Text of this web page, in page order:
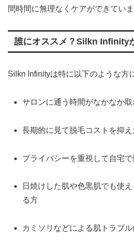
間時間に無理なくケアができていま
誰にオススメ？Silkn Infinity
Silkn Infinityは特に以下のような方
サロンに通う時間がなかなか
長期的に見て脱毛コストを抑
プライバシーを重視して自宅
日焼けした肌や色黒肌でも使
る方
カミソリなどによる肌トラブ